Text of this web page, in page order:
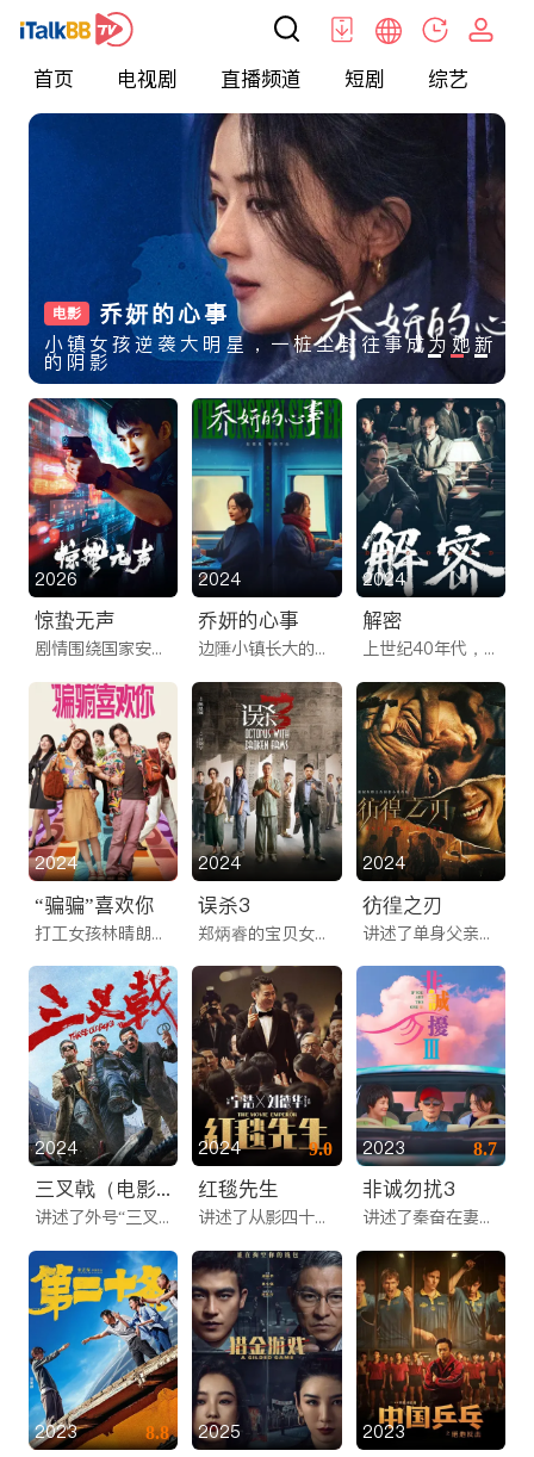
首页 电视剧 直播频道 短剧 综艺
电影 惊蛰无声
易烊千玺朱一龙领衔都市谍战交锋，张艺谋刻
画当代隐秘战线
电影 乔妍的心事
小镇女孩逆袭大明星，一桩尘封往事成为她新
的阴影
电影 解密
数学天才刘昊然为密码破译事业倾尽所有
2026
惊蛰无声
剧情围绕国家安全这一主题展开，讲述了中国重要情报遭到外泄，国安小组立刻展开行动，随着调查深入，抓捕行动接连遭遇重创，矛头竟指向国安小组内部，一场无声的较量悄然上演的故事。
2024
乔妍的心事
边陲小镇长大的乔妍打拼多年之后成为了一名知名演员，但在重重压力之下，一路走来小心翼翼。随着一条匿名的勒索消息，让一桩尘封往事成为她新的阴影。同时，多年前失联的姐姐突然现身，事情看似巧合，但背后又暗藏更大的危机。
2024
解密
上世纪40年代，中美局势风起云涌，破译敌方通讯密码关系重大。容金珍自幼展现出惊人的数学天赋和“释梦能力”，被时任大学校长的小黎黎和太太叶筱凝抚养长大。大学入学之际，容金珍因解出数学系老师希伊斯的难题引人注目，701局局长郑某带他走进了神秘组织开启一段不为人知的故事……
2024
“骗骗”喜欢你
打工女孩林晴朗被渣男张子骏欺骗，一夜之间甜蜜誓言变成201314元巨额债务。诈骗头子欧阳晖的意外出现，给林晴朗的生活带来新的转机，两人联合“碰碰车车神”董晓惠、“骗场老炮”柏仕通设局开团，与张子骏斗智斗勇。一对“欢喜冤家”，一队“骗子天团”，一场“骗爱游戏”，结局将何去何从……
2024
误杀3
郑炳睿的宝贝女儿婷婷众目睽睽之下，遭神秘绑匪绑架，始终陪伴父女左右的李慧萍与他一同展开救女行动。但狡诈绑匪轻松躲避警方负责人张景贤的密集追捕，更将救女心切的郑、李二人玩弄于股掌之间。绝望间，郑炳睿选择走上了一条通往地狱的救女之路，纵使化身“修罗”也不能放过伤害自己女儿的恶徒！殊不知一场更大的阴谋正在悄然展开，所有卷入其中的人都无法逃脱。
2024
彷徨之刃
讲述了单身父亲李长峰的女儿被几名未成年人凌虐死亡，为了替女复仇，与警方展开杀戮与反杀戮追踪、情与法终极较量的故事。
2024
三叉戟（电影版）
讲述了外号“三叉戟”组合的三位老警察均已面临退休或者退居二线，却意外被卷入一个金融骗局，成为插向犯罪集团的“尖刀”的故事。
2024 9.0
红毯先生
讲述了从影四十年的香港天王巨星刘伟驰为赢得影帝，与导演林浩合作拍摄农村题材影片，因此引发一系列令人哭笑不得的荒诞闹剧，展现了娱乐圈众生百态的故事。
2023 8.7
非诚勿扰3
讲述了秦奋在妻子笑笑离家后定制了AI智能人作伴，当真笑笑归来后，他深陷与“真假爱人”相处困境并审视爱情本质的故事。
2023 8.8 2025 2023